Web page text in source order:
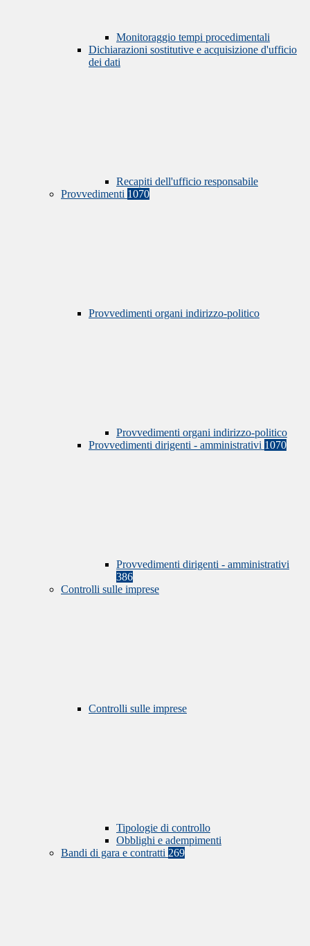
Monitoraggio tempi procedimentali
Dichiarazioni sostitutive e acquisizione d'ufficio
dei dati
Recapiti dell'ufficio responsabile
Provvedimenti 1070
Provvedimenti organi indirizzo-politico
Provvedimenti organi indirizzo-politico
Provvedimenti dirigenti - amministrativi 1070
Provvedimenti dirigenti - amministrativi
386
Controlli sulle imprese
Controlli sulle imprese
Tipologie di controllo
Obblighi e adempimenti
Bandi di gara e contratti 269